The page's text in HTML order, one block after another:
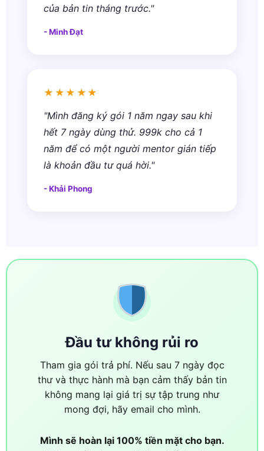
của bản tin tháng trước."
- Minh Đạt
★★★★★
"Mình đăng ký gói 1 năm ngay sau khi
hết 7 ngày dùng thử. 999k cho cả 1
năm để có một người mentor gián tiếp
là khoản đầu tư quá hời."
- Khải Phong
Đầu tư không rủi ro
Tham gia gói trả phí. Nếu sau 7 ngày đọc
thư và thực hành mà bạn cảm thấy bản tin
không mang lại giá trị sự tập trung như
mong đợi, hãy email cho mình.
Mình sẽ hoàn lại 100% tiền mặt cho bạn.